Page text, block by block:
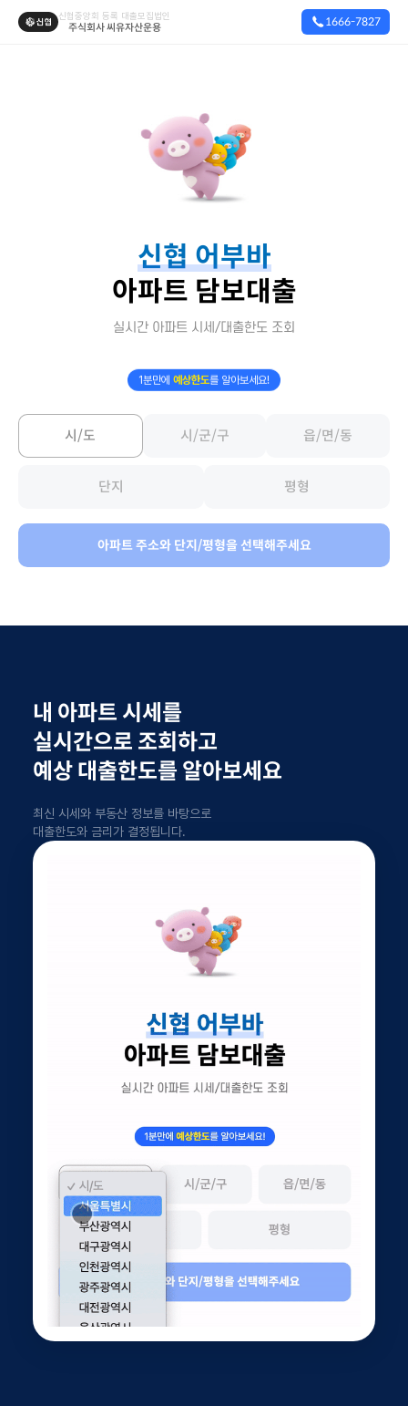
신협중앙회 등록 대출모집법인
주식회사 씨유자산운용 1666-7827
신협 어부바
아파트 담보대출
실시간 아파트 시세/대출한도 조회
1분만에 예상한도를 알아보세요!
아파트 주소와 단지/평형을 선택해주세요
내 아파트 시세를
실시간으로 조회하고
예상 대출한도를 알아보세요
최신 시세와 부동산 정보를 바탕으로
대출한도와 금리가 결정됩니다.